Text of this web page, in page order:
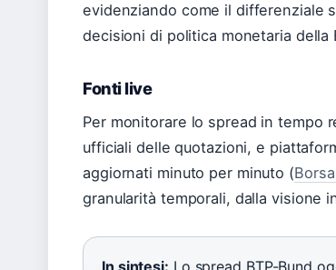
evidenziando come il differenziale
decisioni di politica monetaria della
Fonti live
Per monitorare lo spread in tempo
ufficiali delle quotazioni, e
aggiornati minuto per minuto (
granularità temporali, dalla visione
In sintesi: Lo spread BTP-Bund